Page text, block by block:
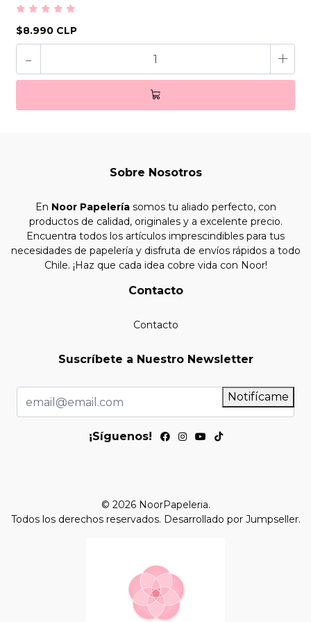
$8.990 CLP
- +
Sobre Nosotros
En Noor Papeleríasomos tu aliado perfecto, con
productos de calidad, originales y a excelente precio.
Encuentra todos los artículos imprescindibles para tus
necesidades de papelería y disfruta de envíos rápidos a todo
Chile. ¡Haz que cada idea cobre vida con Noor!
Contacto
Contacto
Suscríbete a Nuestro Newsletter
Notifícame
¡Síguenos!
© 2026 NoorPapeleria.
Todos los derechos reservados. Desarrollado por Jumpseller.